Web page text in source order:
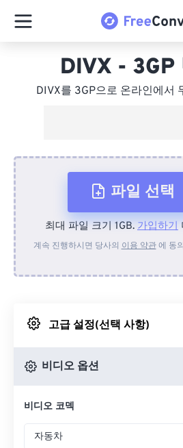
DIVX - 3GP
DIVX를 3GP으로 온라인에서
파일 선택
장치에서
Google 드라
최대 파일 크기 1GB. 가입하기
계속 진행하시면 당사의 이용 약관에 동
고급 설정(선택 사항)
비디오 옵션
비디오 코덱
자동차